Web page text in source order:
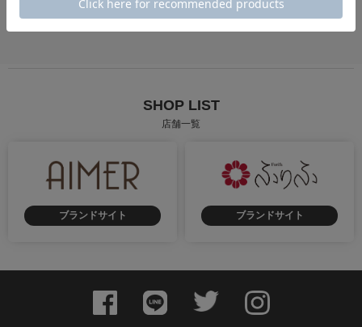
弔事 花火大会・お祭り
SHOP LIST
店舗一覧
ブランドサイト ブランドサイト